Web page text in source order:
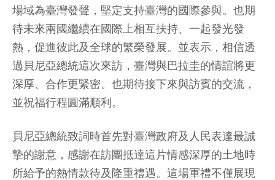
場域為臺灣發聲，堅定支持臺灣的國際參與。也期
待未來兩國繼續在國際上相互扶持、一起發光發
熱，促進彼此及全球的繁榮發展。並表示，相信透
過貝尼亞總統這次來訪，臺灣與巴拉圭的情誼將更
深厚、合作更緊密。也期待接下來與訪賓的交流，
並祝福行程圓滿順利。
貝尼亞總統致詞時首先對臺灣政府及人民表達最誠
摯的謝意，感謝在訪團抵達這片情感深厚的土地時
所給予的熱情款待及隆重禮遇。這場軍禮不僅展現